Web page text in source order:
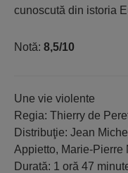
cunoscută din istoria
Notă: 8,5/10
Une vie violente
Regia: Thierry de
Distribuţie: Jean
Appietto, Marie-
Durată: 1 oră 47